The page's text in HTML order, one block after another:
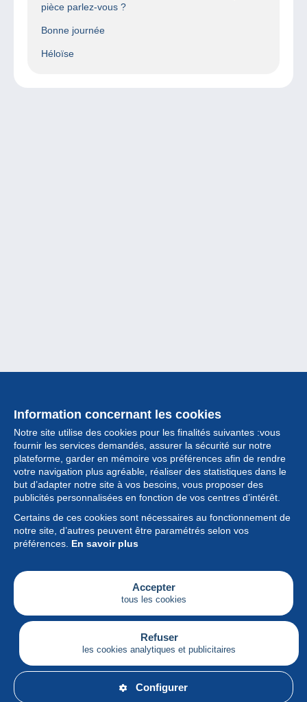
pièce parlez-vous ?
Bonne journée
Héloïse
Information concernant les cookies
Notre site utilise des cookies pour les finalités suivantes :vous
fournir les services demandés, assurer la sécurité sur notre
plateforme, garder en mémoire vos préférences afin de rendre
votre navigation plus agréable, réaliser des statistiques dans le
but d’adapter notre site à vos besoins, vous proposer des
publicités personnalisées en fonction de vos centres d’intérêt.
Certains de ces cookies sont nécessaires au fonctionnement de
notre site, d’autres peuvent être paramétrés selon vos
préférences. En savoir plus
Accepter
tous les cookies
Refuser
les cookies analytiques et publicitaires
Configurer
Collection
Actualités
Fonctionnalités
Société
Services
Articles
Français